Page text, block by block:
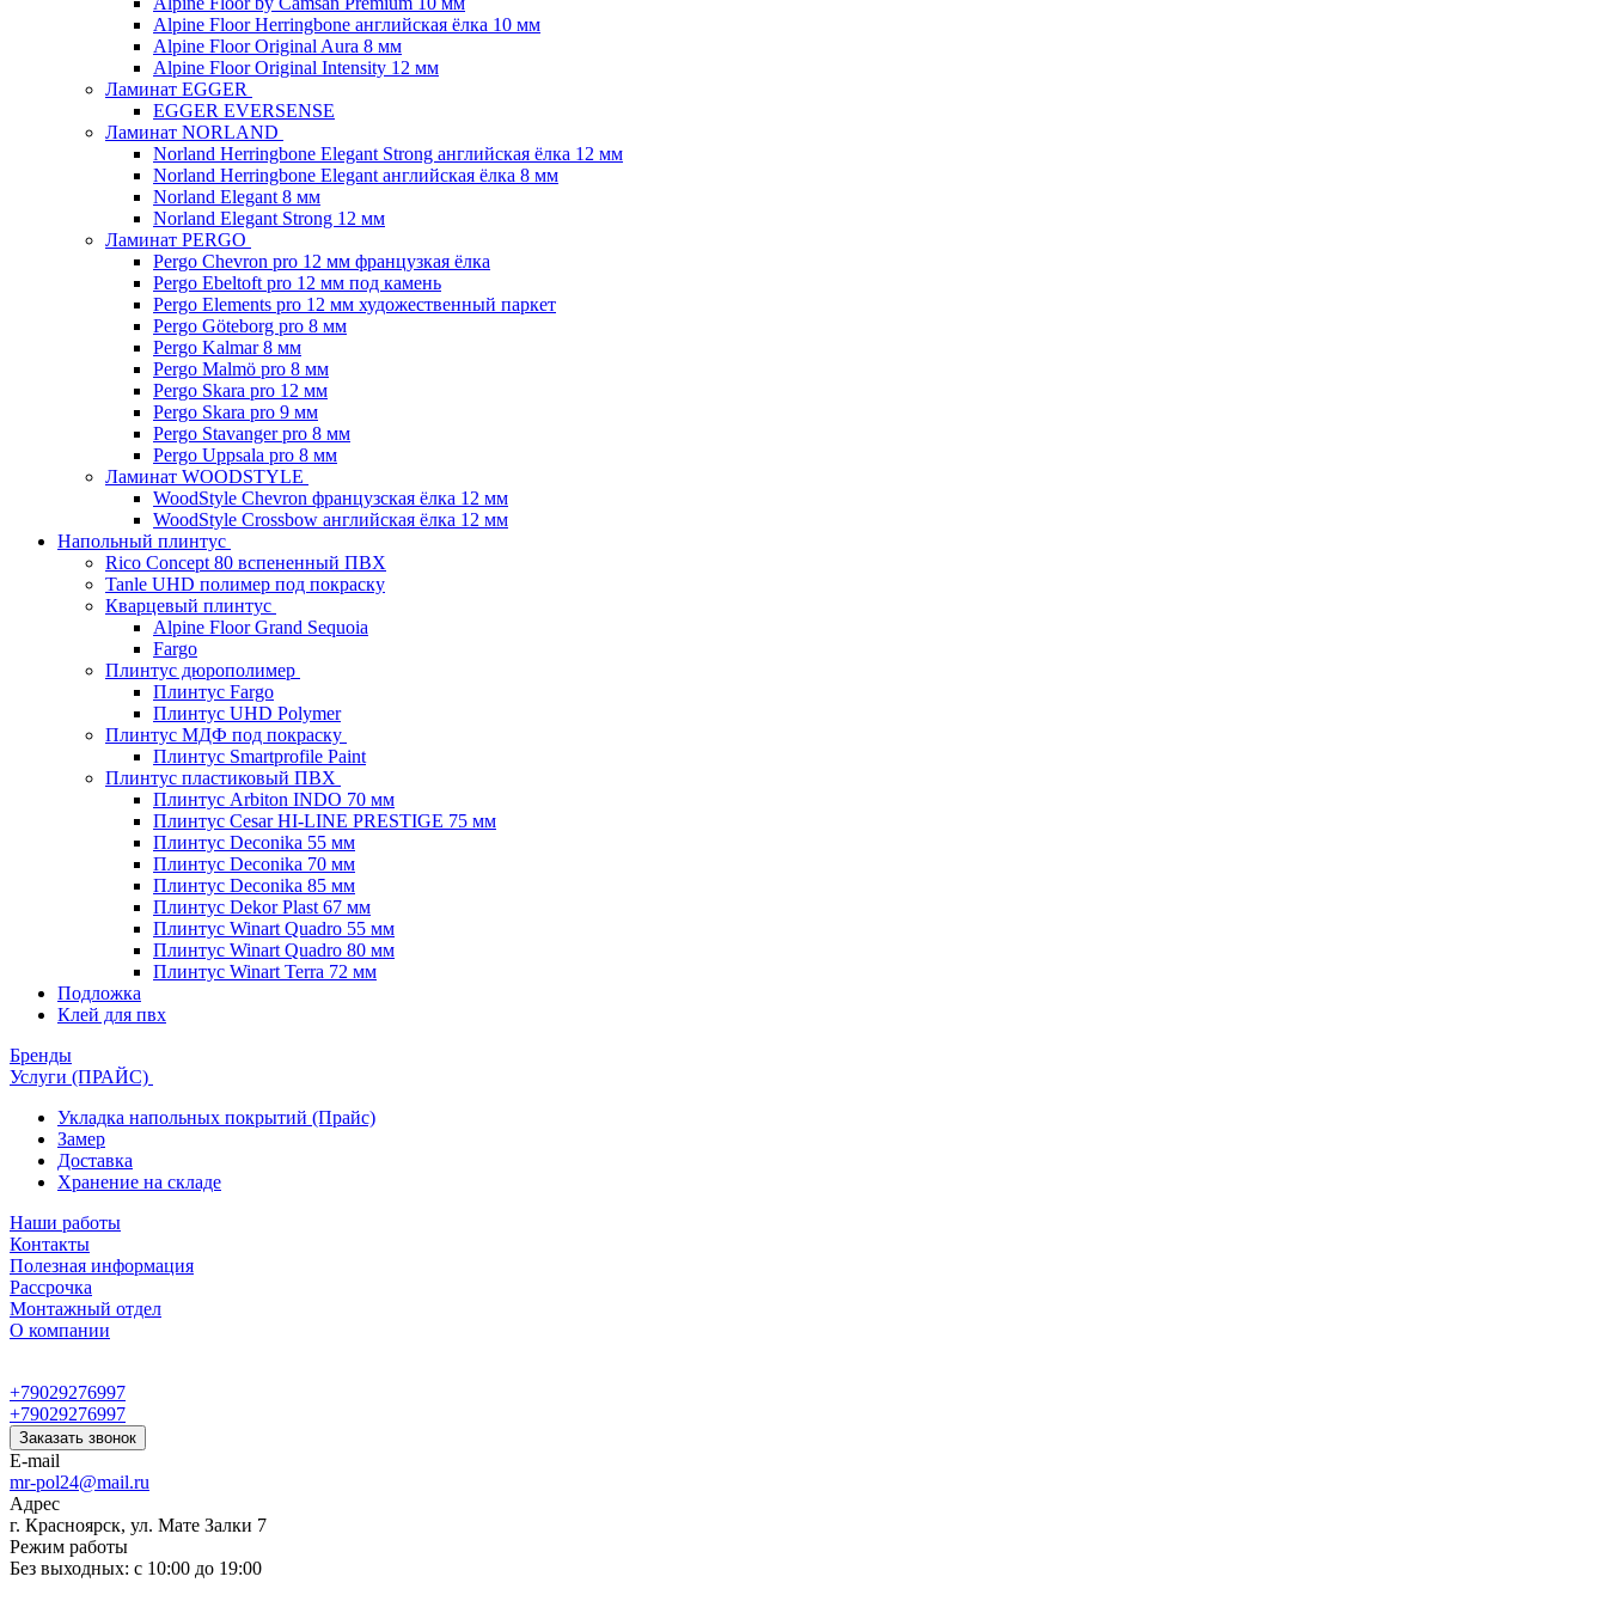
Alpine Floor Herringbone английская ёлка 10 мм
Alpine Floor Original Aura 8 мм
Alpine Floor Original Intensity 12 мм
Ламинат EGGER
EGGER EVERSENSE
Ламинат NORLAND
Norland Herringbone Elegant Strong английская ёлка 12 мм
Norland Herringbone Elegant английская ёлка 8 мм
Norland Elegant 8 мм
Norland Elegant Strong 12 мм
Ламинат PERGO
Pergo Chevron pro 12 мм французкая ёлка
Pergo Ebeltoft pro 12 мм под камень
Pergo Elements pro 12 мм художественный паркет
Pergo Göteborg pro 8 мм
Pergo Kalmar 8 мм
Pergo Malmö pro 8 мм
Pergo Skara pro 12 мм
Pergo Skara pro 9 мм
Pergo Stavanger pro 8 мм
Pergo Uppsala pro 8 мм
Ламинат WOODSTYLE
WoodStyle Chevron французская ёлка 12 мм
WoodStyle Crossbow английская ёлка 12 мм
Напольный плинтус
Rico Concept 80 вспененный ПВХ
Tanle UHD полимер под покраску
Кварцевый плинтус
Alpine Floor Grand Sequoia
Fargo
Плинтус дюрополимер
Плинтус Fargo
Плинтус UHD Polymer
Плинтус МДФ под покраску
Плинтус Smartprofile Paint
Плинтус пластиковый ПВХ
Плинтус Arbiton INDO 70 мм
Плинтус Cesar HI-LINE PRESTIGE 75 мм
Плинтус Deconika 55 мм
Плинтус Deconika 70 мм
Плинтус Deconika 85 мм
Плинтус Dekor Plast 67 мм
Плинтус Winart Quadro 55 мм
Плинтус Winart Quadro 80 мм
Плинтус Winart Terra 72 мм
Подложка
Клей для пвх
Бренды
Услуги (ПРАЙС)
Укладка напольных покрытий (Прайс)
Замер
Доставка
Хранение на складе
Наши работы
Контакты
Полезная информация
Рассрочка
Монтажный отдел
О компании
+79029276997
+79029276997
Заказать звонок
E-mail
mr-pol24@mail.ru
Адрес
г. Красноярск, ул. Мате Залки 7
Режим работы
Без выходных: с 10:00 до 19:00